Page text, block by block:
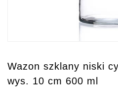
Wazon szklany niski
wys. 10 cm 600 ml